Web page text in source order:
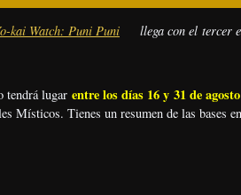
kai Watch: Puni Puni llega con el tercer
tendrá lugar entre los días 16 y 31 de
Místicos. Tienes un resumen de las bases